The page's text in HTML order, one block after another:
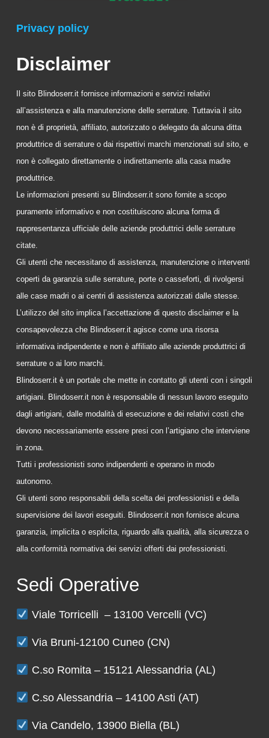
Privacy policy
Disclaimer
Il sito Blindoserr.it fornisce informazioni e servizi relativi
all’assistenza e alla manutenzione delle serrature. Tuttavia il sito
non è di proprietà, affiliato, autorizzato o delegato da alcuna ditta
produttrice di serrature o dai rispettivi marchi menzionati sul sito, e
non è collegato direttamente o indirettamente alla casa madre
produttrice.
Le informazioni presenti su Blindoserr.it sono fornite a scopo
puramente informativo e non costituiscono alcuna forma di
rappresentanza ufficiale delle aziende produttrici delle serrature
citate.
Gli utenti che necessitano di assistenza, manutenzione o interventi
coperti da garanzia sulle serrature, porte o casseforti, di rivolgersi
alle case madri o ai centri di assistenza autorizzati dalle stesse.
L’utilizzo del sito implica l’accettazione di questo disclaimer e la
consapevolezza che Blindoserr.it agisce come una risorsa
informativa indipendente e non è affiliato alle aziende produttrici di
serrature o ai loro marchi.
Blindoserr.it è un portale che mette in contatto gli utenti con i singoli
artigiani. Blindoserr.it non è responsabile di nessun lavoro eseguito
dagli artigiani, dalle modalità di esecuzione e dei relativi costi che
devono necessariamente essere presi con l’artigiano che interviene
in zona.
Tutti i professionisti sono indipendenti e operano in modo
autonomo.
Gli utenti sono responsabili della scelta dei professionisti e della
supervisione dei lavori eseguiti. Blindoserr.it non fornisce alcuna
garanzia, implicita o esplicita, riguardo alla qualità, alla sicurezza o
alla conformità normativa dei servizi offerti dai professionisti.
Sedi Operative
Viale Torricelli – 13100 Vercelli (VC)
Via Bruni-12100 Cuneo (CN)
C.so Romita – 15121 Alessandria (AL)
C.so Alessandria – 14100 Asti (AT)
Via Candelo, 13900 Biella (BL)